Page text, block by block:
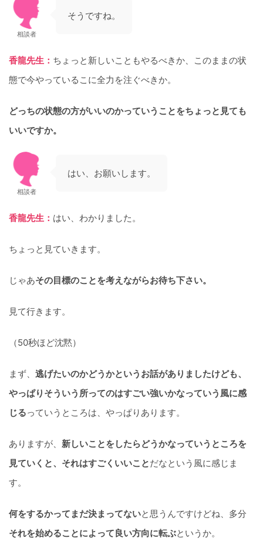
相談者
そうですね。
香龍先生： ちょっと新しいこともやるべきか、このままの状
態で今やっているこに全力を注ぐべきか。
どっちの状態の方がいいのかっていうことをちょっと見ても
いいですか。
相談者
はい、お願いします。
香龍先生： はい、わかりました。
ちょっと見ていきます。
じゃあその目標のことを考えながらお待ち下さい。
見て行きます。
（50秒ほど沈黙）
まず、 逃げたいのかどうかというお話がありましたけども、
やっぱりそういう所ってのはすごい強いかなっていう風に感
じるっていうところは、やっぱりあります。
ありますが、 新しいことをしたらどうかなっていうところを
見ていくと、それはすごくいいことだなという風に感じま
す。
何をするかってまだ決まってないと思うんですけどね、多分
それを始めることによって良い方向に転ぶというか。